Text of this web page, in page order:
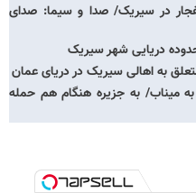
در سیریک/ صدا و سیما: صدای
دریایی شهر سیریک
به اهالی سیریک در دریای عمان
میناب/ به جزیره هنگام هم حمله